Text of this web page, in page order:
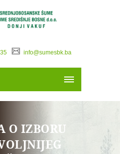
info@sumesbk.ba
O IZBORU